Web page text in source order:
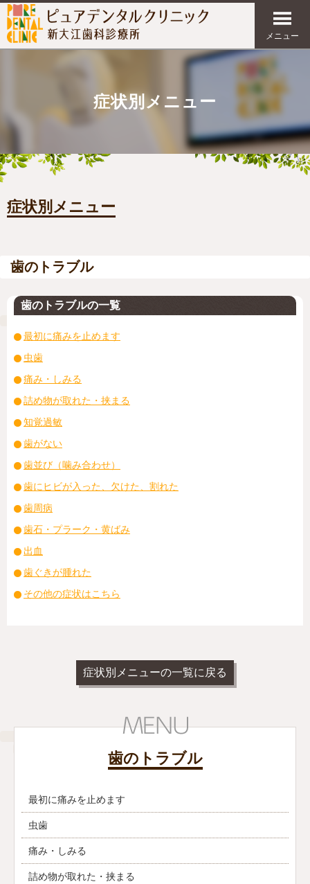
メニュー
症状別メニュー
症状別メニュー
歯のトラブル
歯のトラブルの一覧
最初に痛みを止めます
虫歯
痛み・しみる
詰め物が取れた・挟まる
知覚過敏
歯がない
歯並び（噛み合わせ）
歯にヒビが入った、欠けた、割れた
歯周病
歯石・プラーク・黄ばみ
出血
歯ぐきが腫れた
その他の症状はこちら
症状別メニューの一覧に戻る
歯のトラブル
最初に痛みを止めます
虫歯
痛み・しみる
詰め物が取れた・挟まる